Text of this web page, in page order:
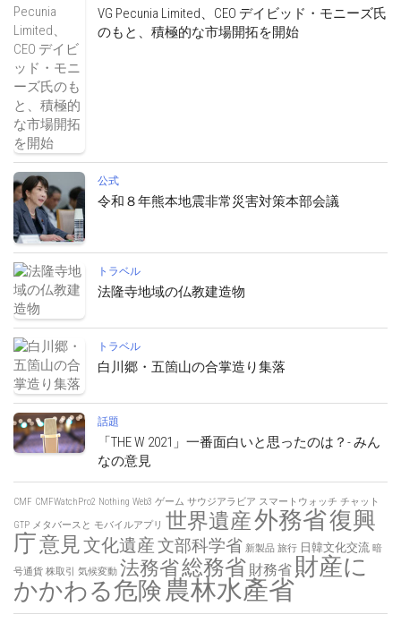
VG Pecunia Limited、CEO デイビッド・モニーズ氏
のもと、積極的な市場開拓を開始
公式
令和８年熊本地震非常災害対策本部会議
トラベル
法隆寺地域の仏教建造物
トラベル
白川郷・五箇山の合掌造り集落
話題
「THE W 2021」一番面白いと思ったのは？- みん
なの意見
CMF CMFWatchPro2 Nothing Web3 ゲーム サウジアラビア スマートウォッチ チャット
GTP メタバースと モバイルアプリ 世界遺産外務省復興
庁意見文化遺産文部科学省 新製品 旅行 日韓文化交流 暗
号通貨 株取引 気候変動 法務省総務省 財務省 財産に
かかわる危険農林水產省